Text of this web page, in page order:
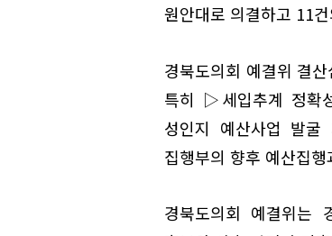
원안대로 의결하고 11
경북도의회 예결위 결
특히 ▷세입추계 정
성인지 예산사업 발
집행부의 향후 예산집
경북도의회 예결위는